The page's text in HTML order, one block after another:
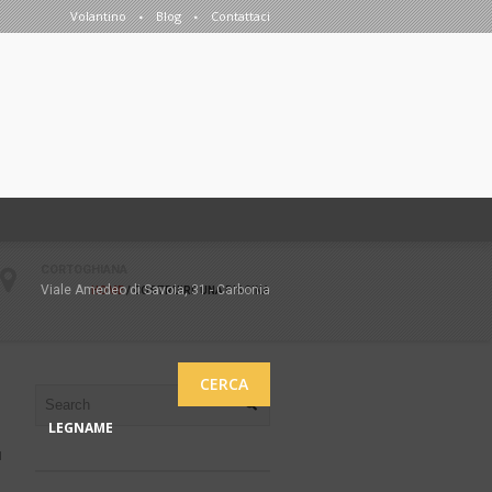
Volantino Blog Contattaci
Viale Amedeo di Savoia, 31 - Carbonia
CERCA
LEGNAME
HOME/COSTRUIRE UNA PISCINA